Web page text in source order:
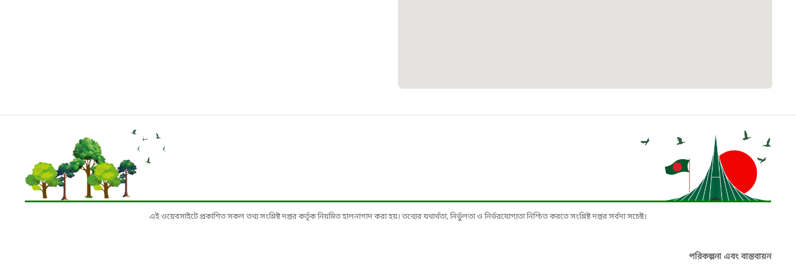
১৬১০৯
বাংলাদেশ কর্মচারী কল্যাণ বোর্ড হটলাইন
০১৯০৮৮৮৮৮৮৮
১৬১১৩
এই ওয়েবসাইটে প্রকাশিত সকল তথ্য সংশ্লিষ্ট দপ্তর কর্তৃক নিয়মিত হালনাগাদ করা হয়। তথ্যের যথার্থতা, নির্ভুলতা ও নির্ভরযোগ্যতা নিশ্চিত করতে সংশ্লিষ্ট দপ্তর সর্বদা সচেষ্ট।
পরিকল্পনা এবং বাস্তবায়ন